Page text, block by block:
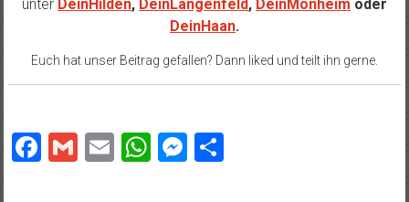
unter DeinHilden, DeinLangenfeld, DeinMonheim oder
DeinHaan.
Euch hat unser Beitrag gefallen? Dann liked und teilt ihn gerne.
Facebook
GmailEmailWhatsApp
Messenger